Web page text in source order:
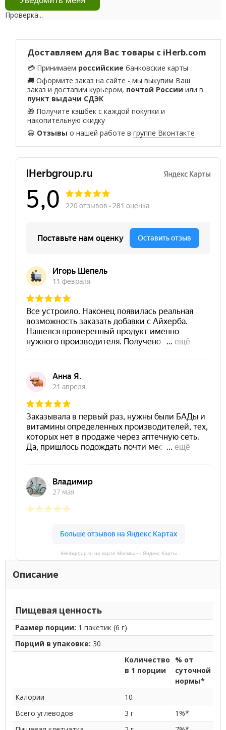
Проверка...
Доставляем для Вас товары с iHerb.com
💳 Принимаем российские банковские карты
🚚 Оформите заказ на сайте - мы выкупим Ваш
заказ и доставим курьером, почтой России или в
пункт выдачи СДЭК
🎁 Получите кэшбек с каждой покупки и
накопительную скидку
😀 Отзывы о нашей работе вгруппе Вконтакте
IHerbgroup.ru на карте Москвы — Яндекс Карты
Описание
Пищевая ценность
Размер порции: 1 пакетик (6 г)
Порций в упаковке: 30
Количество
в 1 порции
% от
суточной
нормы*
Калории
10
Всего углеводов
3 г
1%*